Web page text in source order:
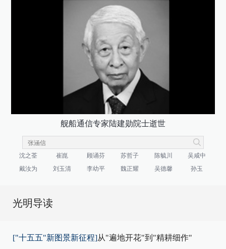
舰船通信专家陆建勋院士逝世
沈之荃 崔崑 顾诵芬 苏哲子 陈毓川
吴咸中
戴汝为
刘玉清 李幼平 魏正耀 吴德馨 孙玉
光明导读
["十五五"新图景新征程]从"遍地开花"到"精耕细作"